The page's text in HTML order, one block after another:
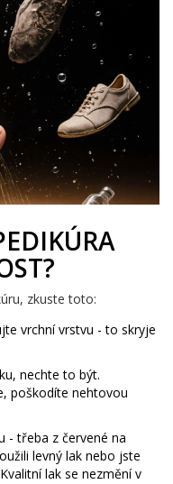
zkuste toto:
vrchní vrstvu - to skryje
nechte to být.
poškodíte nehtovou
- třeba z červené na
levný lak nebo jste
lak se nezmění v